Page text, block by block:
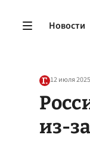
Новости
12 июля
из-